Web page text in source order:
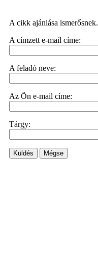
A cikk ajánlása ismerősnek.
A címzett e-mail címe:
A feladó neve:
Az Ön e-mail címe:
Tárgy:
Küldés Mégse